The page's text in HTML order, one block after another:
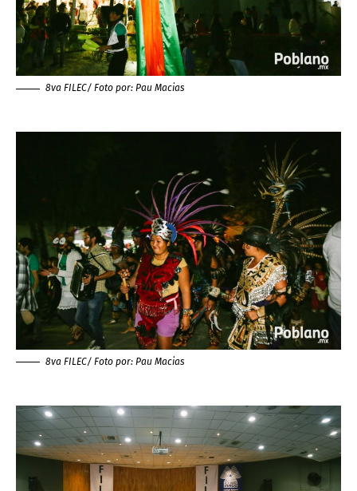
8va FILEC/ Foto por: Pau Macias
8va FILEC/ Foto por: Pau Macias